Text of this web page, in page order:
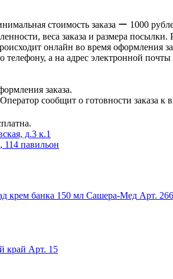
стоимость заказа ー 1000
веса заказа и размера
онлайн во время оформления
а на адрес электронной
заказа.
сообщит о готовности заказа к
д.3 к.1
павильон
крем банка 150 мл Сашера-Мед Арт.
край Арт. 15